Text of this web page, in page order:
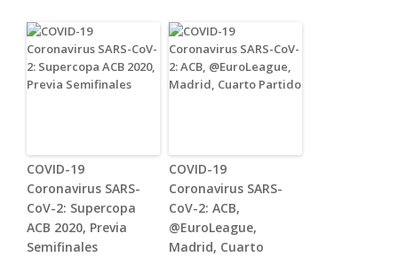
COVID-19
Coronavirus SARS-
CoV-2: Supercopa
ACB 2020, Previa
Semifinales
COVID-19
Coronavirus SARS-
CoV-2: ACB,
@EuroLeague,
Madrid, Cuarto